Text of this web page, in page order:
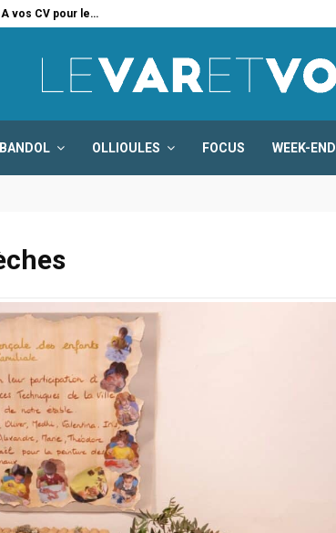
vos CV pour le…
BANDOL OLLIOULES FOCUS WEEK-END